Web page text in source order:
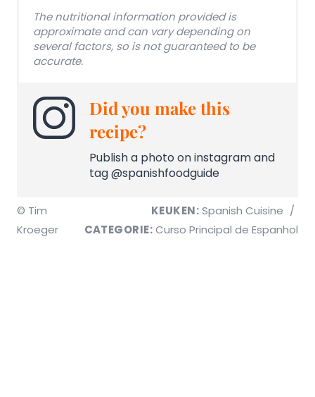
The nutritional information provided is
approximate and can vary depending on
several factors, so is not guaranteed to be
accurate.
Did you make this
recipe?
Publish a photo on instagram and
tag @spanishfoodguide
© Tim
Kroeger
KEUKEN:Spanish Cuisine /
CATEGORIE:Curso Principal de Espanhol